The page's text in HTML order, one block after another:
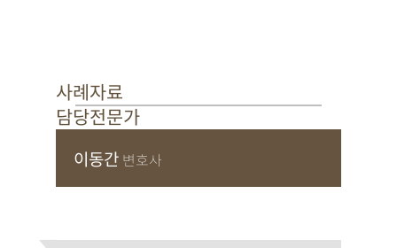
사례자료
담당전문가
이동간 변호사